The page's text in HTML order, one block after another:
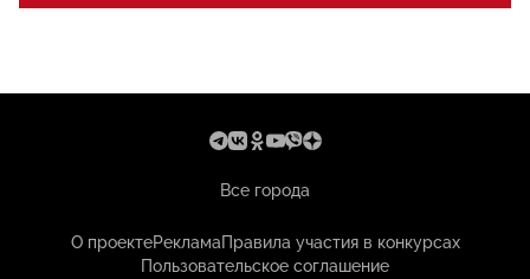
Все города
О проектеРекламаПравила участия в конкурсах
Пользовательское соглашение